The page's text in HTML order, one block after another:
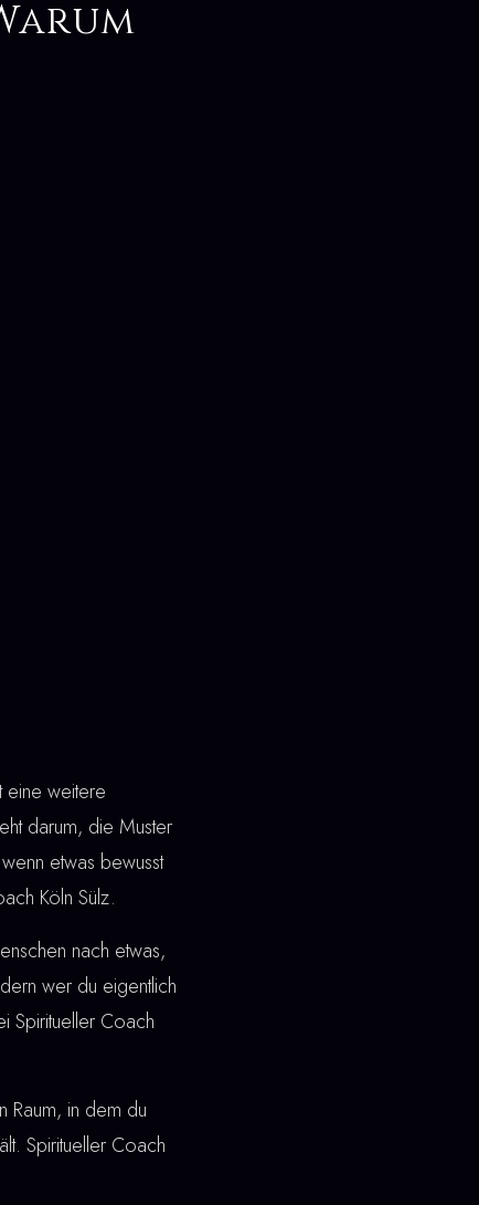
eine weitere
darum, die Muster
etwas bewusst
Köln Sülz.
nach etwas,
wer du eigentlich
Spiritueller Coach
Raum, in dem du
Spiritueller Coach